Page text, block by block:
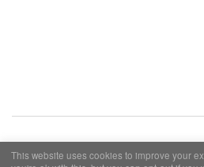
This website uses cookies to improve your